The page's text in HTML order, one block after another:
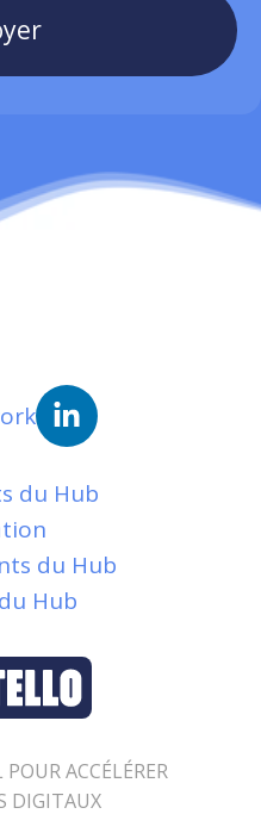
du Hub
du Hub
Hub
ACCÉLÉRER
DIGITAUX